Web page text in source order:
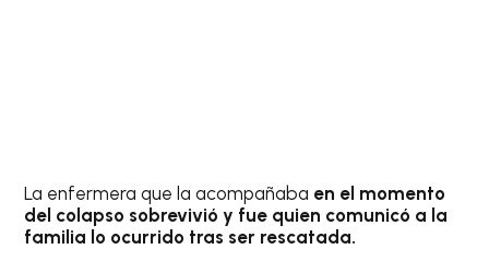
La enfermera que la acompañaba en el momento
del colapso sobrevivió y fue quien comunicó a la
familia lo ocurrido tras ser rescatada.